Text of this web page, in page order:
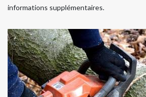
informations supplémentaires.